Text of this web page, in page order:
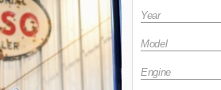
Year
Model
Engine